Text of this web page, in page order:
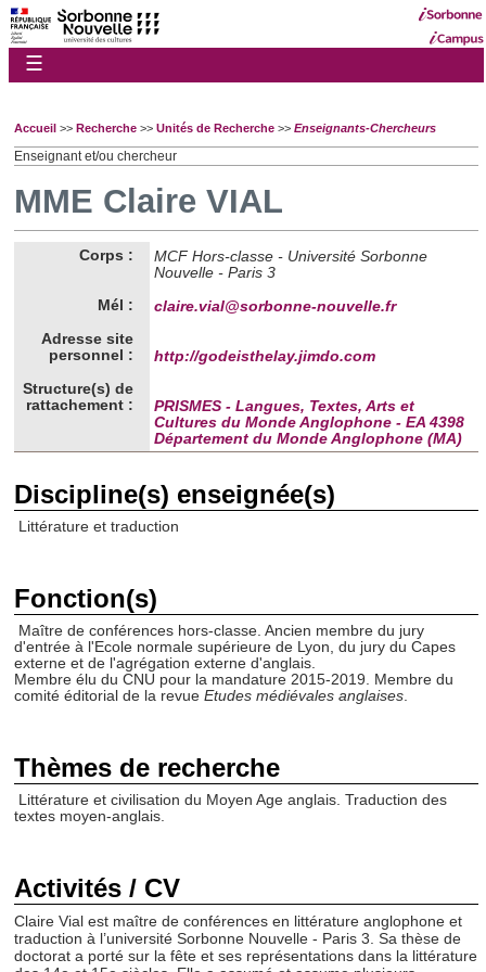
☰
Accueil >> Recherche >> Unités de Recherche >> Enseignants-Chercheurs
Enseignant et/ou chercheur
MME Claire VIAL
Corps :
MCF Hors-classe - Université Sorbonne
Nouvelle - Paris 3
Mél :
claire.vial@sorbonne-nouvelle.fr
Adresse site
personnel :
http://godeisthelay.jimdo.com
Structure(s) de
rattachement :
PRISMES - Langues, Textes, Arts et
Cultures du Monde Anglophone - EA 4398
Département du Monde Anglophone (MA)
Discipline(s) enseignée(s)
Littérature et traduction
Fonction(s)
Maître de conférences hors-classe. Ancien membre du jury
d'entrée à l'Ecole normale supérieure de Lyon, du jury du Capes
externe et de l'agrégation externe d'anglais.
Membre élu du CNU pour la mandature 2015-2019. Membre du
comité éditorial de la revue Etudes médiévales anglaises
Thèmes de recherche
Littérature et civilisation du Moyen Age anglais. Traduction des
textes moyen-anglais.
Activités / CV
Claire Vial est maître de conférences en littérature anglophone et
traduction à l’université Sorbonne Nouvelle - Paris 3. Sa thèse de
doctorat a porté sur la fête et ses représentations dans la littérature